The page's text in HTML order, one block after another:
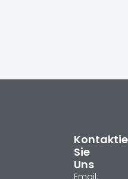
Sie
Uns
Email: